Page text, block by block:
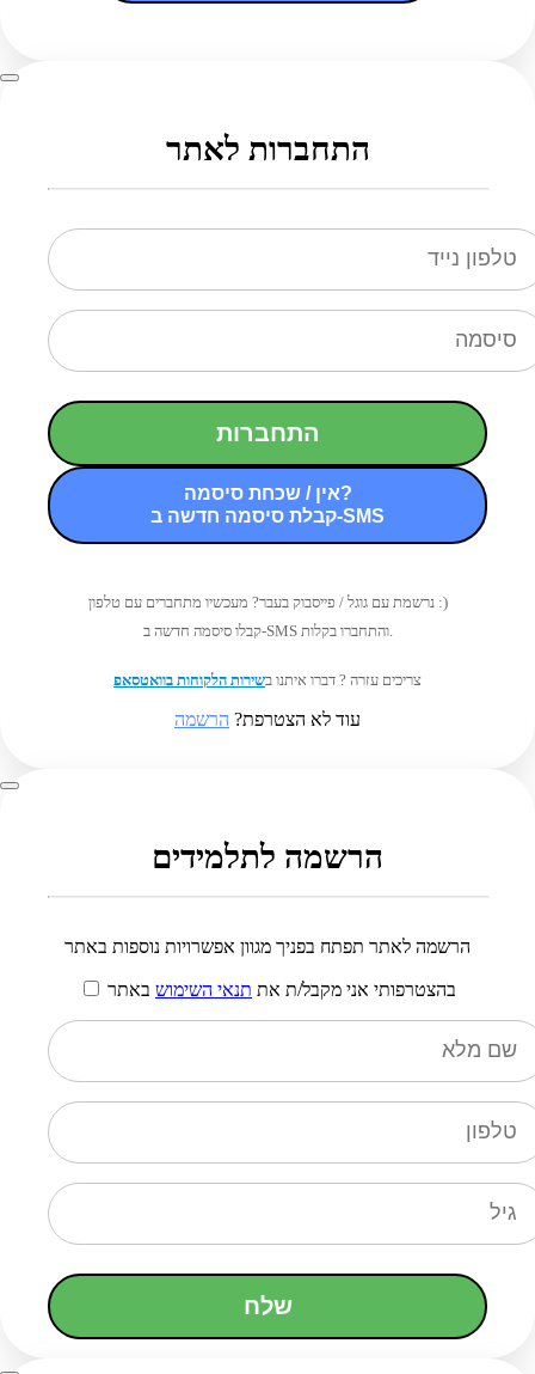
התחברות לאתר
התחברות
אין / שכחת סיסמה?
קבלת סיסמה חדשה ב-SMS
נרשמת עם גוגל / פייסבוק בעבר? מעכשיו מתחברים עם טלפון :)
קבלו סיסמה חדשה ב-SMS והתחברו בקלות.
צריכים עזרה ? דברו איתנו בשירות הלקוחות בוואטסאפ
עוד לא הצטרפת? הרשמה
הרשמה לתלמידים
הרשמה לאתר תפתח בפניך מגוון אפשרויות נוספות באתר
בהצטרפותי אני מקבל/ת את תנאי השימוש באתר
שלח